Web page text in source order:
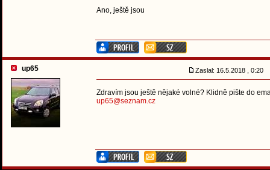
Ano, ještě jsou
up65 Zaslal: 16.5.2018 , 0:20
Zdravím jsou ještě nějaké volné? Klidně pište do
up65@seznam.cz